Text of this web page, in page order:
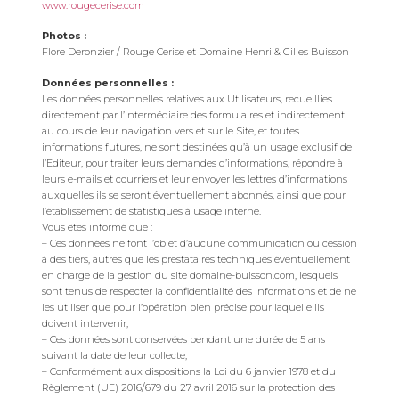
www.rougecerise.com
Photos :
Flore Deronzier / Rouge Cerise et Domaine Henri & Gilles Buisson
Données personnelles :
Les données personnelles relatives aux Utilisateurs, recueillies
directement par l’intermédiaire des formulaires et indirectement
au cours de leur navigation vers et sur le Site, et toutes
informations futures, ne sont destinées qu’à un usage exclusif de
l’Editeur, pour traiter leurs demandes d’informations, répondre à
leurs e-mails et courriers et leur envoyer les lettres d’informations
auxquelles ils se seront éventuellement abonnés, ainsi que pour
l’établissement de statistiques à usage interne.
Vous êtes informé que :
– Ces données ne font l’objet d’aucune communication ou cession
à des tiers, autres que les prestataires techniques éventuellement
en charge de la gestion du site domaine-buisson.com, lesquels
sont tenus de respecter la confidentialité des informations et de ne
les utiliser que pour l’opération bien précise pour laquelle ils
doivent intervenir,
– Ces données sont conservées pendant une durée de 5 ans
suivant la date de leur collecte,
– Conformément aux dispositions la Loi du 6 janvier 1978 et du
Règlement (UE) 2016/679 du 27 avril 2016 sur la protection des